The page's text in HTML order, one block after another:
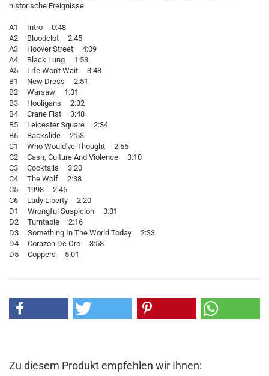
historische Ereignisse.
A1 Intro 0:48
A2 Bloodclot 2:45
A3 Hoover Street 4:09
A4 Black Lung 1:53
A5 Life Won't Wait 3:48
B1 New Dress 2:51
B2 Warsaw 1:31
B3 Hooligans 2:32
B4 Crane Fist 3:48
B5 Leicester Square 2:34
B6 Backslide 2:53
C1 Who Would've Thought 2:56
C2 Cash, Culture And Violence 3:10
C3 Cocktails 3:20
C4 The Wolf 2:38
C5 1998 2:45
C6 Lady Liberty 2:20
D1 Wrongful Suspicion 3:31
D2 Turntable 2:16
D3 Something In The World Today 2:33
D4 Corazon De Oro 3:58
D5 Coppers 5:01
Zu diesem Produkt empfehlen wir Ihnen: